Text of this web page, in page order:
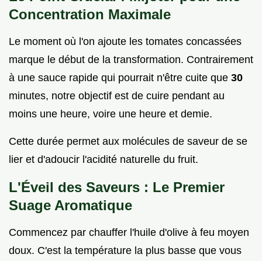
Concentration Maximale
Le moment où l'on ajoute les tomates concassées
marque le début de la transformation. Contrairement
à une sauce rapide qui pourrait n'être cuite que 30
minutes, notre objectif est de cuire pendant au
moins une heure, voire une heure et demie.
Cette durée permet aux molécules de saveur de se
lier et d'adoucir l'acidité naturelle du fruit.
L'Éveil des Saveurs : Le Premier
Suage Aromatique
Commencez par chauffer l'huile d'olive à feu moyen
doux. C'est la température la plus basse que vous